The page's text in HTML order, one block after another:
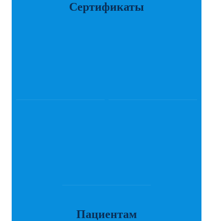
Сертификаты
Пациентам